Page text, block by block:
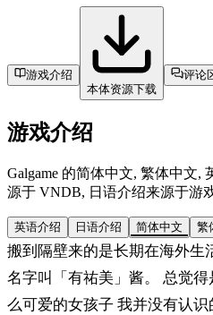
游戏介绍
本体资源下载
评论
游戏介绍
Galgame 的简体中文, 繁体中文,
源于 VNDB, 日语介绍来源于游
英语介绍 日语介绍 简体中文 繁
搬到隔壁来的是长期在海外生
名字叫「有祐美」酱。 总觉
么可爱的女孩子 我并没有认